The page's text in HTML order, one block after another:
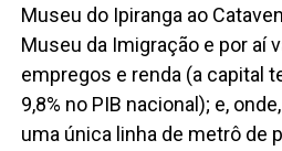
Museu do Ipiranga ao
Museu da Imigração e por aí
empregos e renda (a capital
9,8% no PIB nacional); e,
uma única linha de metrô de